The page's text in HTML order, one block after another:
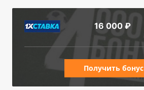
16 000 ₽
Получить бонус